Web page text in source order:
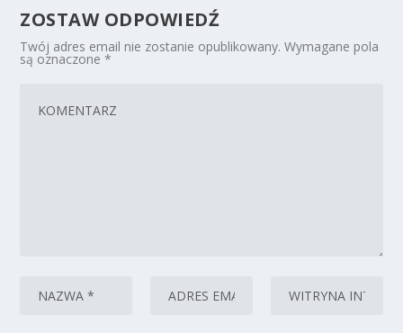
ZOSTAW ODPOWIEDŹ
Twój adres email nie zostanie opublikowany. Wymagane pola
są oznaczone*